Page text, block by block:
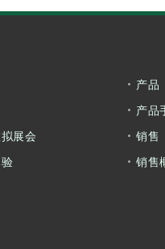
展会
产品
产品
销售
销售